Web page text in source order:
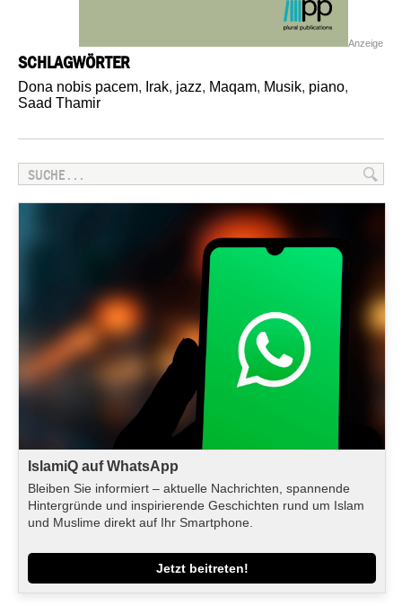
Anzeige
SCHLAGWÖRTER
Dona nobis pacem, Irak, jazz, Maqam, Musik, piano,
Saad Thamir
IslamiQ auf WhatsApp
Bleiben Sie informiert – aktuelle Nachrichten, spannende
Hintergründe und inspirierende Geschichten rund um Islam
und Muslime direkt auf Ihr Smartphone.
Jetzt beitreten!